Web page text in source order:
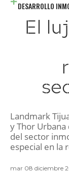
DESARROLLO
El
Landmark
y Thor
del sector
especial en la
mar 08 diciembre